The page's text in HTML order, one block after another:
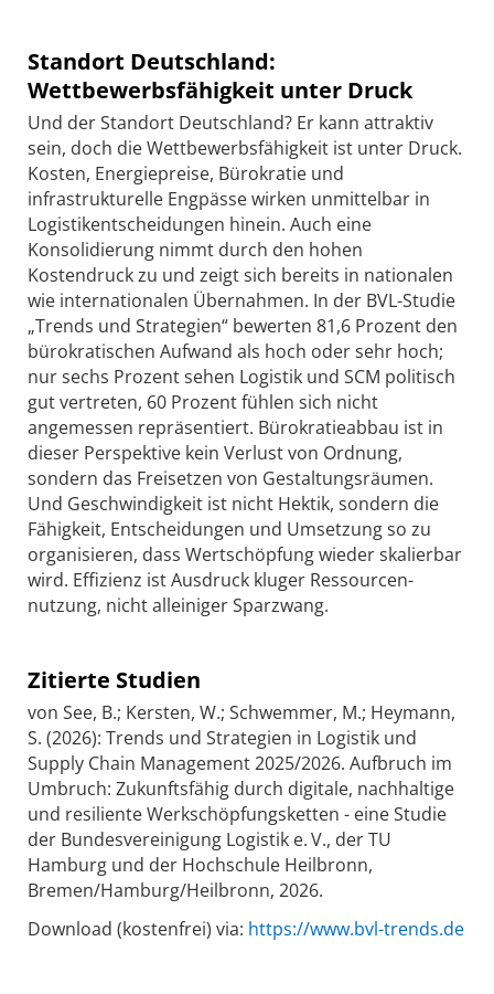
Standort Deutschland:
Wettbewerbsfähigkeit unter Druck
Und der Standort Deutschland? Er kann attraktiv
sein, doch die Wettbewerbsfähigkeit ist unter Druck.
Kosten, Energiepreise, Bürokratie und
infrastrukturelle Engpässe wirken unmittelbar in
Logistikentscheidungen hinein. Auch eine
Konsolidierung nimmt durch den hohen
Kostendruck zu und zeigt sich bereits in nationalen
wie internationalen Übernahmen. In der BVL-Studie
„Trends und Strategien“ bewerten 81,6 Prozent den
bürokratischen Aufwand als hoch oder sehr hoch;
nur sechs Prozent sehen Logistik und SCM politisch
gut vertreten, 60 Prozent fühlen sich nicht
angemessen repräsentiert. Bürokratieabbau ist in
dieser Perspektive kein Verlust von Ordnung,
sondern das Freisetzen von Gestaltungsräumen.
Und Geschwindigkeit ist nicht Hektik, sondern die
Fähigkeit, Entscheidungen und Umsetzung so zu
organisieren, dass Wertschöpfung wieder skalierbar
wird. Effizienz ist Ausdruck kluger Ressourcen­
nutzung, nicht alleiniger Sparzwang.
Zitierte Studien
von See, B.; Kersten, W.; Schwemmer, M.; Heymann,
S. (2026): Trends und Strategien in Logistik und
Supply Chain Management 2025/2026. Aufbruch im
Umbruch: Zukunftsfähig durch digitale, nachhaltige
und resiliente Werkschöpfungsketten - eine Studie
der Bundesvereinigung Logistik e. V., der TU
Hamburg und der Hochschule Heilbronn,
Bremen/Hamburg/Heilbronn, 2026.
Download (kostenfrei) via: https://www.bvl-trends.de